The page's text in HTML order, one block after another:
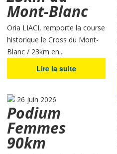
Mont-Blanc
Oria LIACI, remporte la course
historique le Cross du Mont-
Blanc / 23km en...
Lire la suite
26 juin 2026
Podium
Femmes
90km